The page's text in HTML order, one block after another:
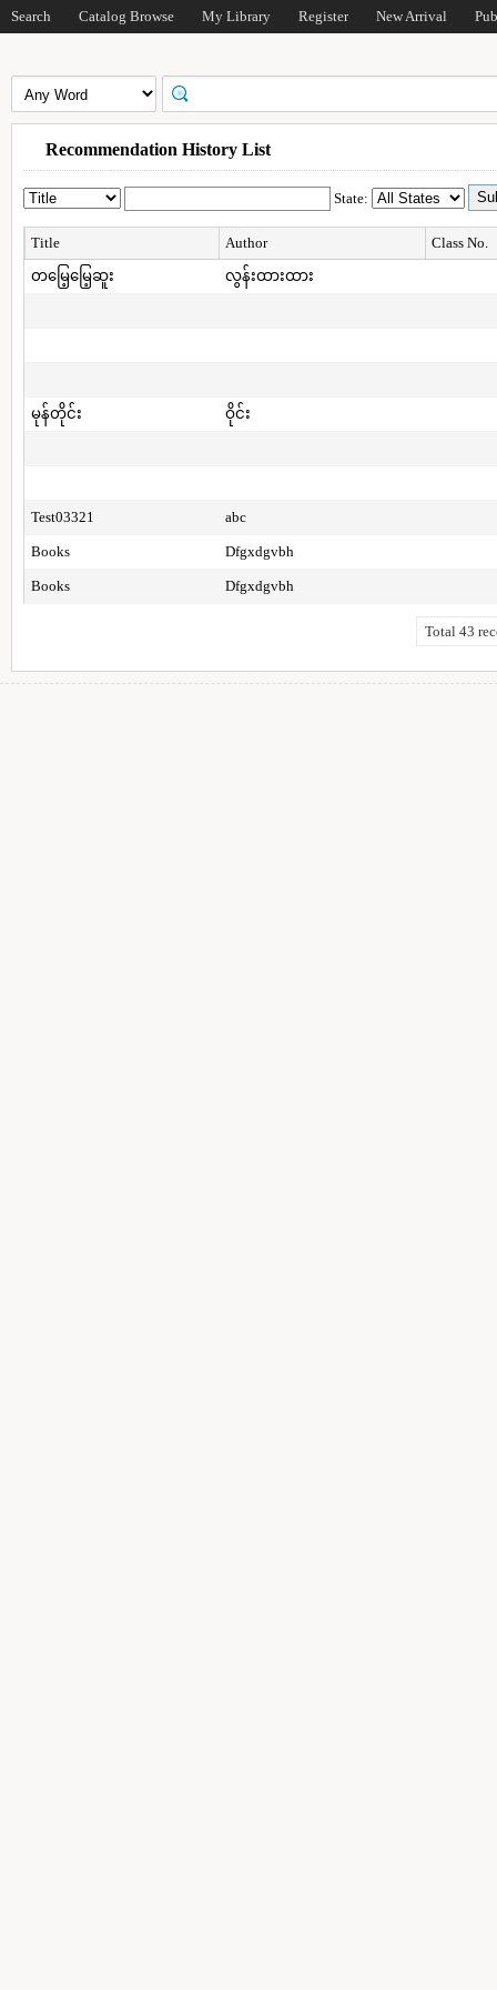
Search Catalog Browse My Library Register New Arrival
Recommendation History List
State:
Title Author
Class No.
တမြေ့မြေ့ဆူး
လွန်းထားထား
မုန်တိုင်း ဝိုင်း
Test03321 abc
Books Dfgxdgvbh
Books Dfgxdgvbh
Total 43